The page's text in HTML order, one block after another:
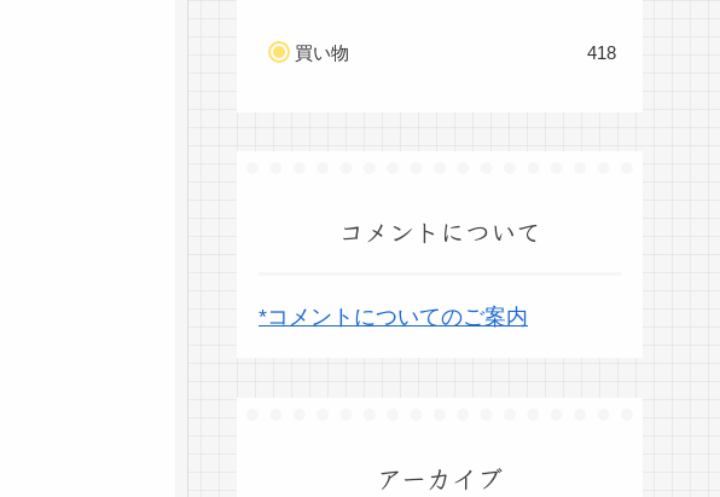
買い物 418
コメントについて
*コメントについてのご案内
アーカイブ